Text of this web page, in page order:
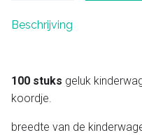
Beschrijving
100 stuks geluk
koordje.
breedte van de